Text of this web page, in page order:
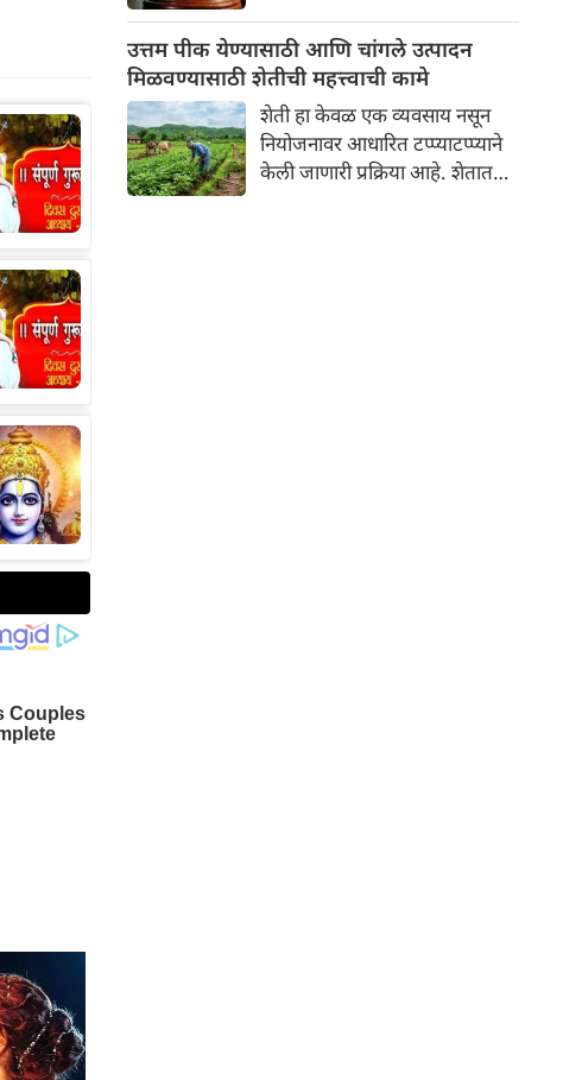
न्यायालयाने म्हटले आहे, "जर
तुम्हाला काम करायचे नसेल, तर
पगारही घेऊ नका."
उत्तम पीक येण्यासाठी आणि चांगले उत्पादन
मिळवण्यासाठी शेतीची महत्त्वाची कामे
शेती हा केवळ एक व्यवसाय नसून
नियोजनावर आधारित टप्प्याटप्प्याने
केली जाणारी प्रक्रिया आहे. शेतात